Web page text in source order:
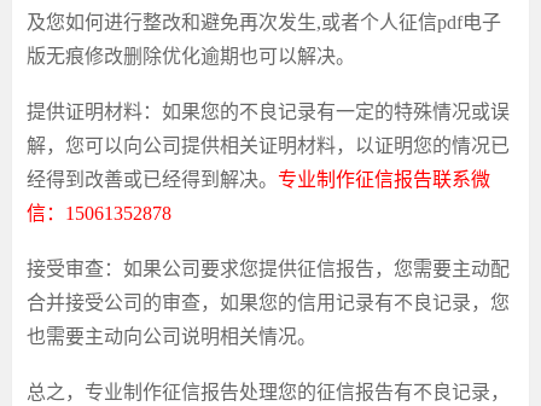
及您如何进行整改和避免再次发生,或者个人征信pdf电子
版无痕修改删除优化逾期也可以解决。
提供证明材料：如果您的不良记录有一定的特殊情况或误
解，您可以向公司提供相关证明材料，以证明您的情况已
经得到改善或已经得到解决。 专业制作征信报告联系微
信： 15061352878
接受审查：如果公司要求您提供征信报告，您需要主动配
合并接受公司的审查，如果您的信用记录有不良记录，您
也需要主动向公司说明相关情况。
总之， 专业制作征信报告处理您的征信报告有不良记录，